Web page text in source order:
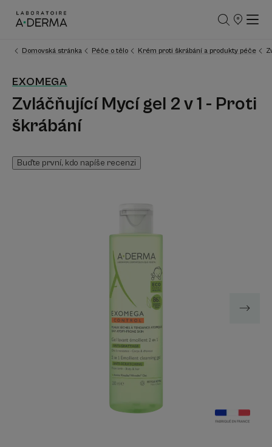
PRODEJNÍ
Domovská stránka Péče o tělo Krém proti škrábání a produkty péče
EXOMEGA
Zvláčňující Mycí gel 2 v 1 - Proti
škrábání
Buďte první, kdo napíše recenzi